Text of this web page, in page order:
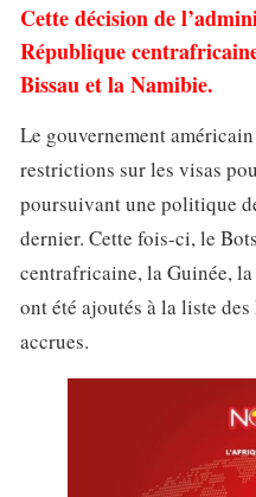
Cette décision de
République
Bissau et la Namibie.
Le gouvernement
restrictions sur les visas
poursuivant une politique
dernier. Cette fois-ci, le
centrafricaine, la Guinée,
ont été ajoutés à la liste
accrues.